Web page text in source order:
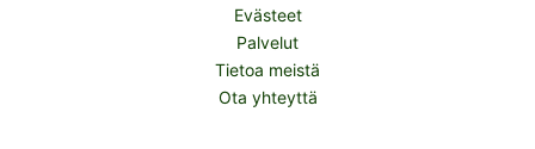
Evästeet
Palvelut
Tietoa meistä
Ota yhteyttä